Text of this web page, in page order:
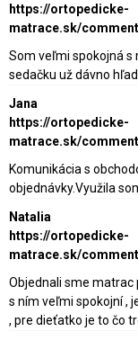
https://ortopedicke-
matrace.sk/
Som veľmi spokojná s
sedačku už dávno
Jana
https://ortopedicke-
matrace.sk/
Komunikácia s
objednávky.Využila
Natalia
https://ortopedicke-
matrace.sk/
Objednali sme matrac
s ním veľmi spokojní ,
, pre dieťatko je to čo